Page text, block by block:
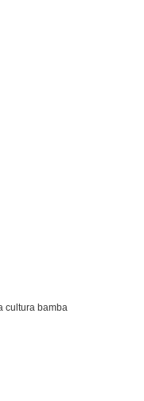
cultura bamba